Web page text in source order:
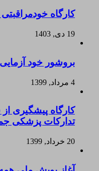
کارگاه
19 دی, 1403
بروشور خود
4 مرداد, 1399
کارگاه پیشگیری
تدارکات پزشکی
20 خرداد, 1399